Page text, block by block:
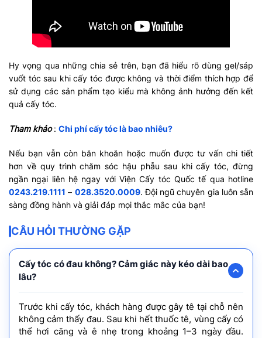
Hy vọng qua những chia sẻ trên, bạn đã hiểu rõ dùng gel/sáp
vuốt tóc sau khi cấy tóc được không và thời điểm thích hợp để
sử dụng các sản phẩm tạo kiểu mà không ảnh hưởng đến kết
quả cấy tóc.
Tham khảo: Chi phí cấy tóc là bao nhiêu?
Nếu bạn vẫn còn băn khoăn hoặc muốn được tư vấn chi tiết
hơn về quy trình chăm sóc hậu phẫu sau khi cấy tóc, đừng
ngần ngại liên hệ ngay với Viện Cấy tóc Quốc tế qua hotline
0243.219.1111 – 028.3520.0009. Đội ngũ chuyên gia luôn sẵn
sàng đồng hành và giải đáp mọi thắc mắc của bạn!
CÂU HỎI THƯỜNG GẶP
Cấy tóc có đau không? Cảm giác này kéo dài bao
lâu?
Trước khi cấy tóc, khách hàng được gây tê tại chỗ nên
không cảm thấy đau. Sau khi hết thuốc tê, vùng cấy có
thể hơi căng và ê nhẹ trong khoảng 1–3 ngày đầu.